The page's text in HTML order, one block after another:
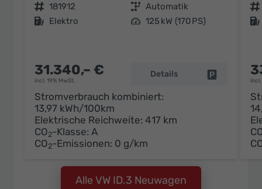
Fahrzeugnr. 181912 Getriebe Automatik
Kraftstoff Elektro Leistung 125 kW (170 PS)
31.340,– €
incl. 19% MwSt.
Details Fahrzeug
Stromverbrauch kombiniert:
13,97 kWh/100km
Elektrische Reichweite: 417 km
CO2-Klasse: A
CO2-Emissionen: 0 g/km
Fahrzeugnr.
Kraftstoff
Alle VW ID.3 Neuwagen